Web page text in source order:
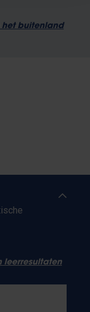
het buitenland
leerresultaten